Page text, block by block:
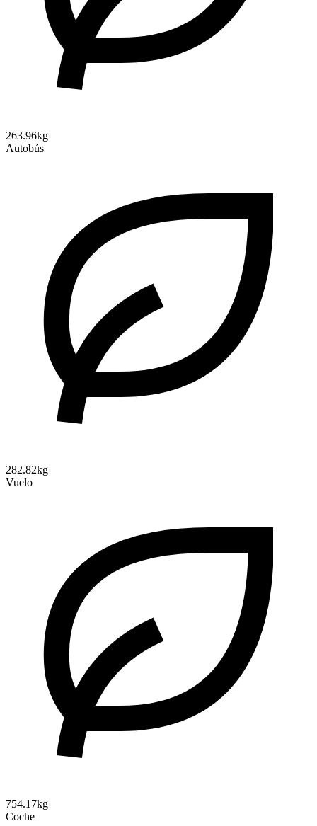
263.96kg
Autobús
282.82kg
Vuelo
754.17kg
Coche